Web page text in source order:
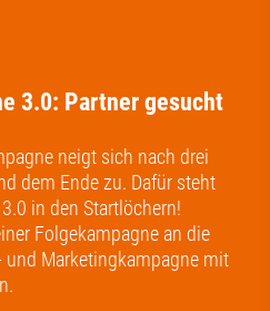
3.0: Partner gesucht
neigt sich nach drei
dem Ende zu. Dafür steht
in den Startlöchern!
Folgekampagne an die
und Marketingkampagne mit